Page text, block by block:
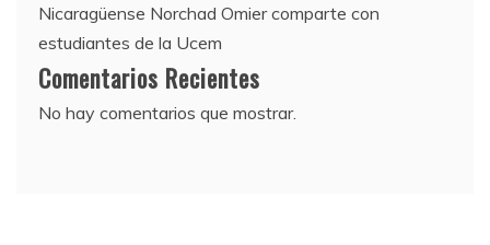
Nicaragüense Norchad Omier comparte con
estudiantes de la Ucem
Comentarios Recientes
No hay comentarios que mostrar.